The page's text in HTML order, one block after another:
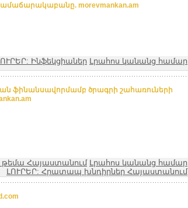
morevmankan.am
Ինֆեկցիաներ Լրահոս կանանց համար
ֆինանսավորմամբ ծրագրի շահառուների
Հայաստանում Լրահոս կանանց համար
ԼՈՒՐԵՐ: Հրատապ խնդիրներ Հայաստանում